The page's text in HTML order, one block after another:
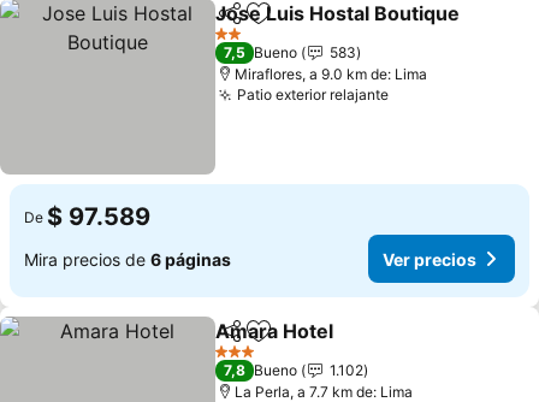
CompartirAgregar a favoritos
Jose Luis Hostal Boutique
2 Estrellas
7,5 Bueno
583
Miraflores, a 9.0 km de: Lima
Patio exterior relajanteVer precios
De $ 97.589
Mira precios de 6 páginas Ver precios
CompartirAgregar a favoritos
Amara Hotel
3 Estrellas
7,8 Bueno
1.102
La Perla, a 7.7 km de: Lima